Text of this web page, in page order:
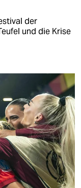
der
und die Krise